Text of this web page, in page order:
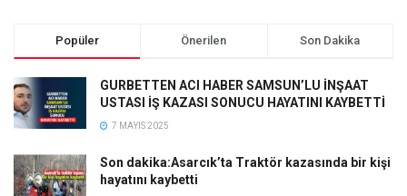
Popüler Önerilen Son Dakika
GURBETTEN ACI HABER SAMSUN’LU İNŞAAT
USTASI İŞ KAZASI SONUCU HAYATINI KAYBETTİ
7 MAYIS 2025
Son dakika:Asarcık’ta Traktör kazasında bir kişi
hayatını kaybetti